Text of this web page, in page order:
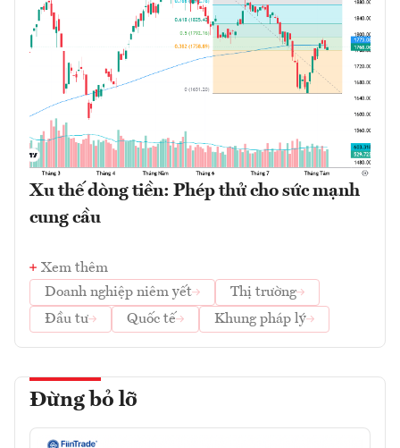
Xu thế dòng tiền: Phép thử cho sức mạnh
cung cầu
Xem thêm
Doanh nghiệp niêm yết
Thị trường
Đầu tư
Quốc tế Khung pháp lý
Đừng bỏ lỡ